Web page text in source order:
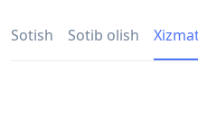
Sotish Sotib olish